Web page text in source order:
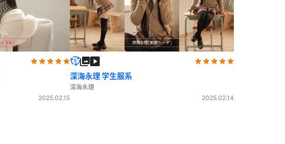
2025.02.15
深海永理 学生服系
深海永理
2025.02.14